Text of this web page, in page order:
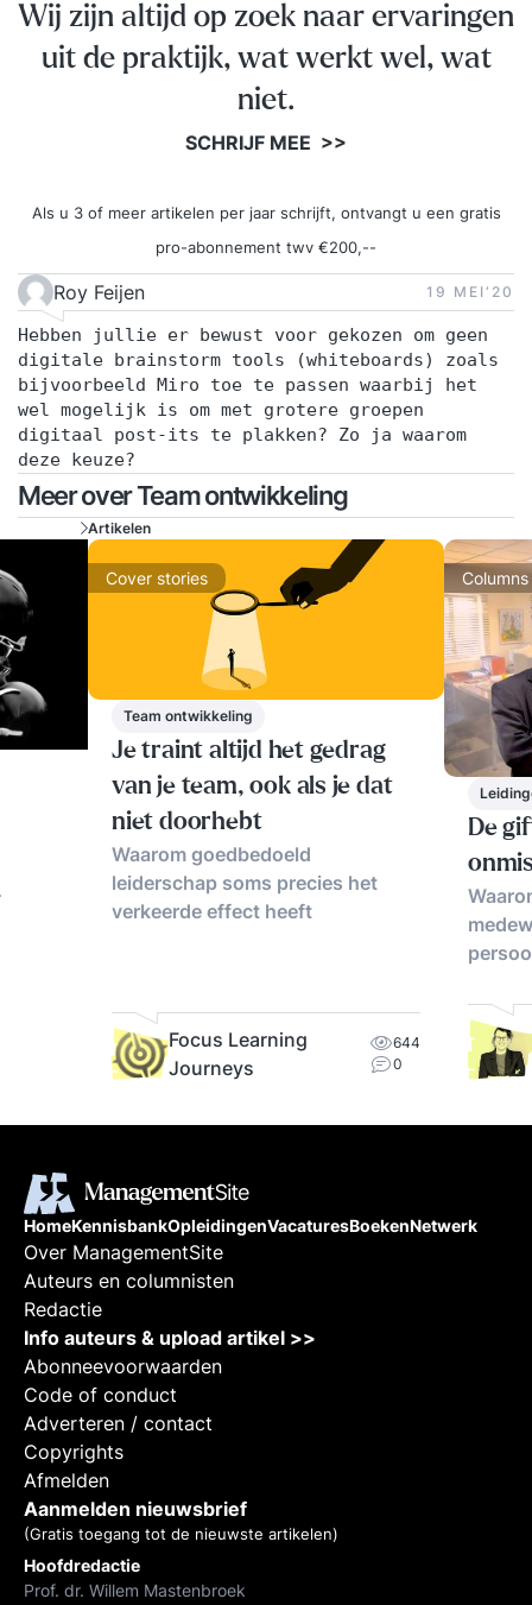
Wij zijn altijd op zoek naar ervaringen
uit de praktijk, wat werkt wel, wat
niet.
SCHRIJF MEE >>
Als u 3 of meer artikelen per jaar schrijft, ontvangt u een gratis
pro-abonnement twv €200,--
Roy Feijen 19 MEI‘20
Hebben jullie er bewust voor gekozen om geen
digitale brainstorm tools (whiteboards) zoals
bijvoorbeeld Miro toe te passen waarbij het
wel mogelijk is om met grotere groepen
digitaal post-its te plakken? Zo ja waarom
deze keuze?
Meer over Team ontwikkeling
en
Artikelen
Cover stories
Team ontwikkeling
Je traint altijd het gedrag
van je team, ook als je dat
niet doorhebt
Waarom goedbedoeld
leiderschap soms precies het
verkeerde effect heeft
Focus Learning
Journeys
644
0
Columns
De
HomeKennisbankOpleidingenVacaturesBoekenNetwerk
Over ManagementSite
Auteurs en columnisten
Redactie
Info auteurs & upload artikel >>
Abonneevoorwaarden
Code of conduct
Adverteren / contact
Copyrights
Afmelden
Aanmelden nieuwsbrief
(Gratis toegang tot de nieuwste artikelen)
Hoofdredactie
Prof. dr. Willem Mastenbroek